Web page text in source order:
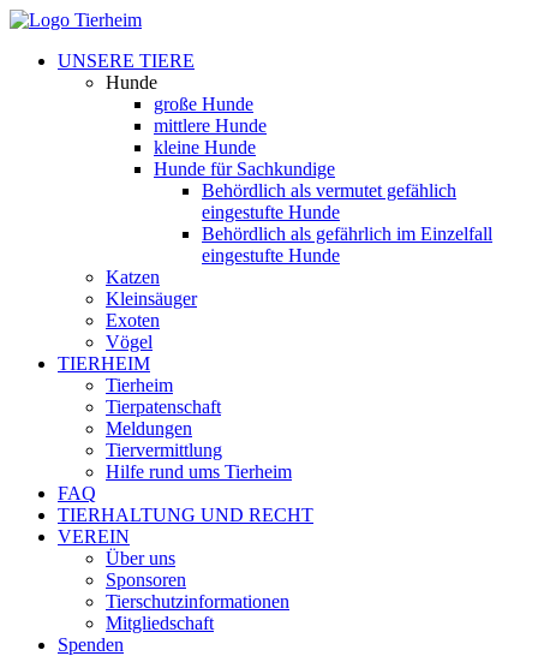
UNSERE TIERE
Hunde
große Hunde
mittlere Hunde
kleine Hunde
Hunde für Sachkundige
Behördlich als vermutet gefählich
eingestufte Hunde
Behördlich als gefährlich im Einzelfall
eingestufte Hunde
Katzen
Kleinsäuger
Exoten
Vögel
TIERHEIM
Tierheim
Tierpatenschaft
Meldungen
Tiervermittlung
Hilfe rund ums Tierheim
FAQ
TIERHALTUNG UND RECHT
VEREIN
Über uns
Sponsoren
Tierschutzinformationen
Mitgliedschaft
Spenden